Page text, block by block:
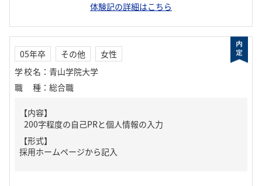
体験記の詳細はこちら
05年卒 その他
女性
学校名 ： 青山学院大学
職種 ： 総合職
【内容】
200字程度の自己PRと個人情報の入力
【形式】
採用ホームページから記入